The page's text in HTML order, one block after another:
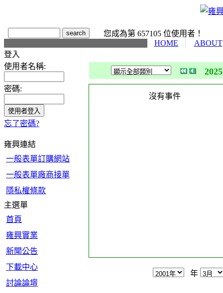
您成為第 657105 位使用者！
HOME
ABOUT
登入
使用者名稱:
密碼:
忘了密碼?
雍興連結
一般表單訂購網站
一般表單廠商接單
隱私權條款
主選單
首頁
雍興實業
新聞公告
下載中心
討論論壇
沒有事件
年